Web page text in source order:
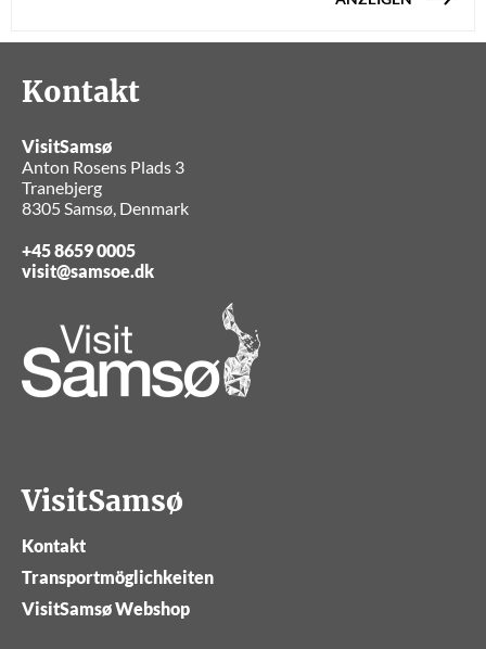
Kontakt
VisitSamsø
Anton Rosens Plads 3
Tranebjerg
8305 Samsø, Denmark
+45 8659 0005
visit@samsoe.dk
VisitSamsø
Kontakt
Transportmöglichkeiten
VisitSamsø Webshop